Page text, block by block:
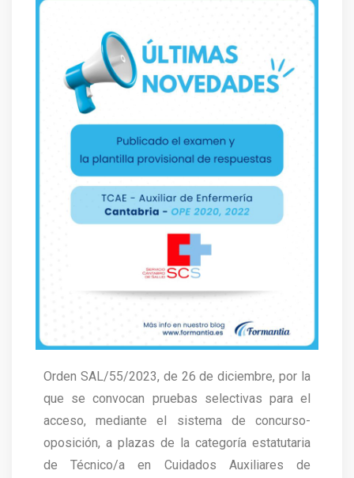
Orden SAL/55/2023, de 26 de diciembre, por la
que se convocan pruebas selectivas para el
acceso, mediante el sistema de concurso-
oposición, a plazas de la categoría estatutaria
de Técnico/a en Cuidados Auxiliares de